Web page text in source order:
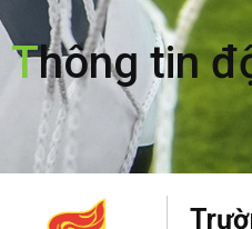
Thông tin